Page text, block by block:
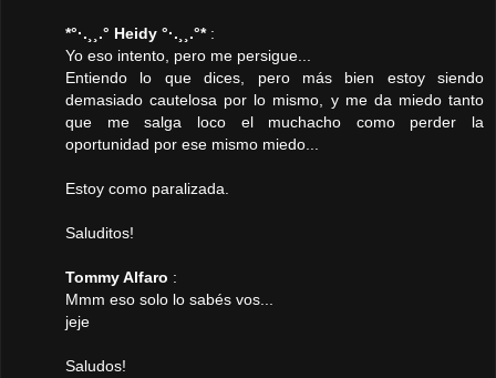
*°·.¸¸.° Heidy °·.¸¸.°* :
Yo eso intento, pero me persigue...
Entiendo lo que dices, pero más bien estoy siendo
demasiado cautelosa por lo mismo, y me da miedo tanto
que me salga loco el muchacho como perder la
oportunidad por ese mismo miedo...
Estoy como paralizada.
Saluditos!
Tommy Alfaro :
Mmm eso solo lo sabés vos...
jeje
Saludos!